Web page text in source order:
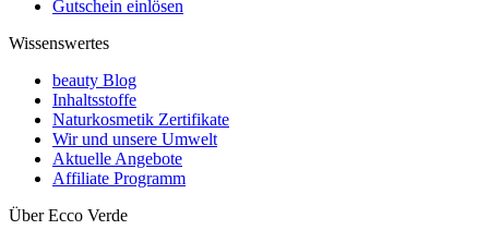
Gutschein einlösen
Wissenswertes
beauty Blog
Inhaltsstoffe
Naturkosmetik Zertifikate
Wir und unsere Umwelt
Aktuelle Angebote
Affiliate Programm
Über Ecco Verde